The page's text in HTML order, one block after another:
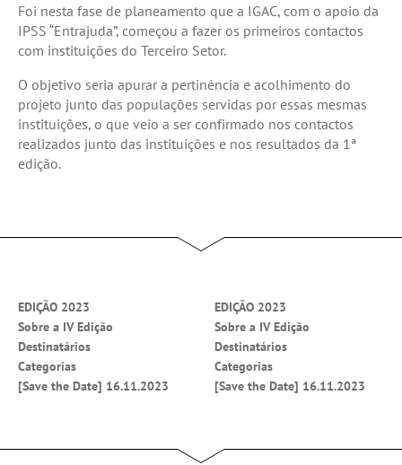
Foi nesta fase de planeamento que a IGAC, com o apoio da
IPSS “Entrajuda”, começou a fazer os primeiros contactos
com instituições do Terceiro Setor.
O objetivo seria apurar a pertinência e acolhimento do
projeto junto das populações servidas por essas mesmas
instituições, o que veio a ser confirmado nos contactos
realizados junto das instituições e nos resultados da 1ª
edição.
EDIÇÃO 2023
Sobre a IV Edição
Destinatários
Categorias
[Save the Date] 16.11.2023
EDIÇÃO 2023
Sobre a IV Edição
Destinatários
Categorias
[Save the Date] 16.11.2023